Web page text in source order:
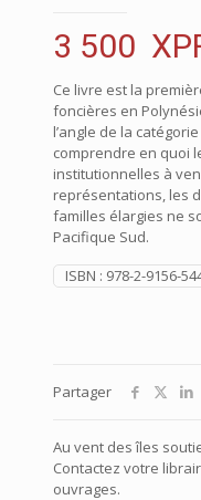
3 500
Ce livre est la
foncières en
l’angle de la
comprendre en quoi
institutionnelles à
représentations, les
familles élargies ne
Pacifique Sud.
ISBN : 978-2-9156-
Partager
Au vent des îles
Contactez votre
ouvrages.